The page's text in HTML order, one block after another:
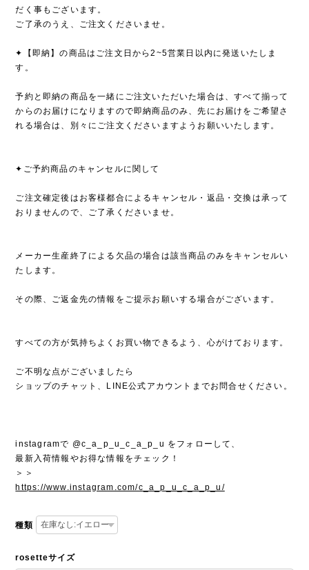
だく事もございます。
ご了承のうえ、ご注文くださいませ。
✦【即納】の商品はご注文日から2~5営業日以内に発送いたしま
す。
予約と即納の商品を一緒にご注文いただいた場合は、すべて揃って
からのお届けになりますので即納商品のみ、先にお届けをご希望さ
れる場合は、別々にご注文くださいますようお願いいたします。
✦ご予約商品のキャンセルに関して
ご注文確定後はお客様都合によるキャンセル・返品・交換は承って
おりませんので、ご了承くださいませ。
メーカー生産終了による欠品の場合は該当商品のみをキャンセルい
たします。
その際、ご返金先の情報をご提示お願いする場合がございます。
すべての方が気持ちよくお買い物できるよう、心がけております。
ご不明な点がございましたら
ショップのチャット、LINE公式アカウントまでお問合せください。
instagramで @c_a_p_u_c_a_p_u をフォローして、
最新入荷情報やお得な情報をチェック！
＞＞
https://www.instagram.com/c_a_p_u_c_a_p_u/
種類
rosetteサイズ